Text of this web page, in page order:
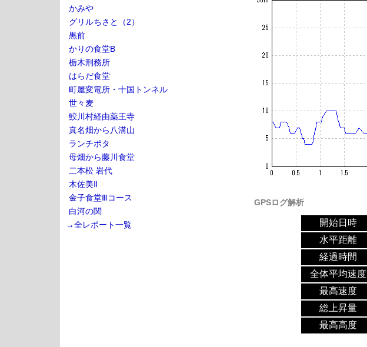
GPSログ解析
開始日時
水平距離
経過時間
全体平均速度
最高速度
総上昇量
最高高度
かみや
グリルちさと（2）
黒前
かりの食堂B
栃木刑務所
はらだ食堂
町屋変電所・十国トンネル
世々麦
鮫川村経由薬王寺
真名畑から八溝山
ランチポタ
母畑から藤川食堂
二本松 岩代
木佐美Ⅱ
金子食堂Ⅲコース
白河の関
→全レポート一覧